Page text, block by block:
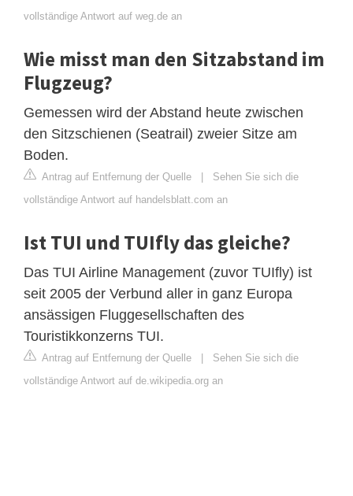
vollständige Antwort auf weg.de an
Wie misst man den Sitzabstand im
Flugzeug?
Gemessen wird der Abstand heute zwischen
den Sitzschienen (Seatrail) zweier Sitze am
Boden.
Antrag auf Entfernung der Quelle | Sehen Sie sich die
vollständige Antwort auf handelsblatt.com an
Ist TUI und TUIfly das gleiche?
Das TUI Airline Management (zuvor TUIfly) ist
seit 2005 der Verbund aller in ganz Europa
ansässigen Fluggesellschaften des
Touristikkonzerns TUI.
Antrag auf Entfernung der Quelle | Sehen Sie sich die
vollständige Antwort auf de.wikipedia.org an